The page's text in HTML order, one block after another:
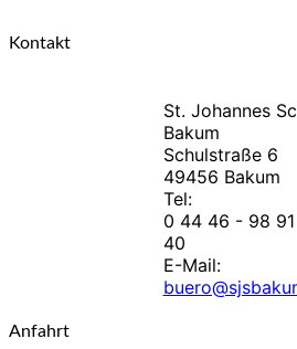
Kontakt
St. Johannes
Bakum
Schulstraße 6
49456 Bakum
Tel:
0 44 46 - 98
40
E-Mail:
Anfahrt